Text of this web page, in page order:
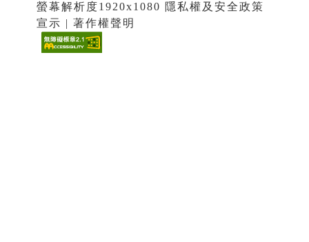
螢幕解析度1920x1080 隱私權及安全政策
宣示 | 著作權聲明